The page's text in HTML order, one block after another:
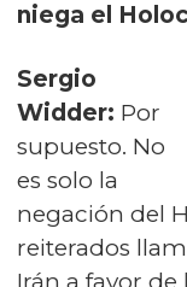
niega el
Sergio
Widder: Por
supuesto. No
es solo la
negación del
reiterados